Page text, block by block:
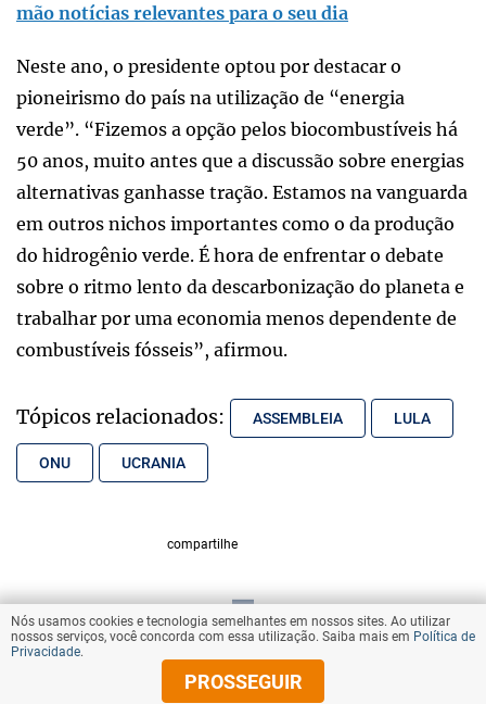
mão notícias relevantes para o seu dia
Neste ano, o presidente optou por destacar o
pioneirismo do país na utilização de “energia
verde”. “Fizemos a opção pelos biocombustíveis há
50 anos, muito antes que a discussão sobre energias
alternativas ganhasse tração. Estamos na vanguarda
em outros nichos importantes como o da produção
do hidrogênio verde. É hora de enfrentar o debate
sobre o ritmo lento da descarbonização do planeta e
trabalhar por uma economia menos dependente de
combustíveis fósseis”, afirmou.
Tópicos relacionados: ASSEMBLEIA LULA
ONU UCRANIA
compartilhe
VOLTAR AO TOPO
© Copyright 2025 Diários Associados
Nós usamos cookies e tecnologia semelhantes em nossos sites. Ao utilizar
nossos serviços, você concorda com essa utilização. Saiba mais em Política de
Privacidade.
PROSSEGUIR